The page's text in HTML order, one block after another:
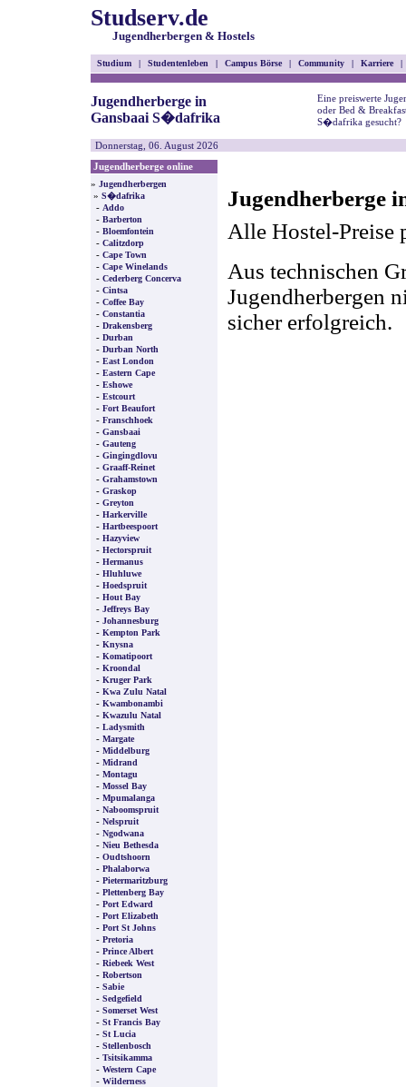
Studserv.de
Jugendherbergen & Hostels
Studium | Studentenleben | Campus Börse | Community | Karriere |
Jugendherberge in
Gansbaai S�dafrika
Eine preiswerte
oder Bed &
S�dafrika gesucht?
Donnerstag, 06. August 2026
Jugendherberge online
» Jugendherbergen
» S�dafrika
- Addo
- Barberton
- Bloemfontein
- Calitzdorp
- Cape Town
- Cape Winelands
- Cederberg Concerva
- Cintsa
- Coffee Bay
- Constantia
- Drakensberg
- Durban
- Durban North
- East London
- Eastern Cape
- Eshowe
- Estcourt
- Fort Beaufort
- Franschhoek
- Gansbaai
- Gauteng
- Gingingdlovu
- Graaff-Reinet
- Grahamstown
- Graskop
- Greyton
- Harkerville
- Hartbeespoort
- Hazyview
- Hectorspruit
- Hermanus
- Hluhluwe
- Hoedspruit
- Hout Bay
- Jeffreys Bay
- Johannesburg
- Kempton Park
- Knysna
- Komatipoort
- Kroondal
- Kruger Park
- Kwa Zulu Natal
- Kwambonambi
- Kwazulu Natal
- Ladysmith
- Margate
- Middelburg
- Midrand
- Montagu
- Mossel Bay
- Mpumalanga
- Naboomspruit
- Nelspruit
- Ngodwana
- Nieu Bethesda
- Oudtshoorn
- Phalaborwa
- Pietermaritzburg
- Plettenberg Bay
- Port Edward
- Port Elizabeth
- Port St Johns
- Pretoria
- Prince Albert
- Riebeek West
- Robertson
- Sabie
- Sedgefield
- Somerset West
- St Francis Bay
- St Lucia
- Stellenbosch
- Tsitsikamma
- Western Cape
- Wilderness
Jugendherberge
Alle Hostel-Preise
Aus technischen
Jugendherbergen
sicher erfolgreich.